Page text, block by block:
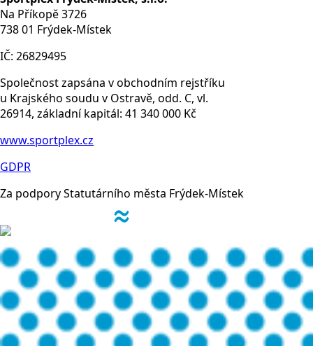
Na Příkopě 3726
738 01 Frýdek-Místek
IČ: 26829495
Společnost zapsána v obchodním rejstříku
u Krajského soudu v Ostravě, odd. C, vl.
26914, základní kapitál: 41 340 000 Kč
www.sportplex.cz
GDPR
Za podpory Statutárního města Frýdek-Místek